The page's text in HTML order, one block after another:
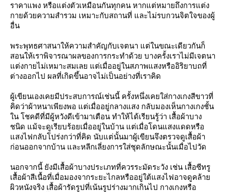
ราคาแพง หรือแต่งตัวเหมือนกันทุกคน หากแต่หมายถึงการแต่ง
กายด้วยความสำรวม เหมาะกับสถานที่ และไม่รบกวนจิตใจของผู้
อื่น
พระพุทธศาสนาให้ความสำคัญกับเจตนา แต่ในขณะเดียวกันก็
สอนให้เราพิจารณาผลของการกระทำด้วย บางครั้งเราไม่มีเจตนา
ต่งกายไม่เหมาะสมเลย แต่เมื่ออยู่ในสภาพแสงหรืออิริยาบถที่
ต่างออกไป ผลที่เกิดขึ้นอาจไม่เป็นอย่างที่เราคิด
ผู้เขียนเองเคยมีประสบการณ์เช่นนี้ ครั้งหนึ่งเคยใส่กางเกงสีขาวที่
คิดว่าผ้าหนาเพียงพอ แต่เมื่ออยู่กลางแสง กลับมองเห็นกางเกงชั้น
น โชคดีที่มีผู้หวังดีเข้ามาเตือน ทำให้ได้เรียนรู้ว่า เสื้อผ้าบาง
ชนิด แม้จะดูเรียบร้อยเมื่ออยู่ในบ้าน แต่เมื่อโดนแสงแดดหรือ
สงไฟกลับโปร่งกว่าที่คิด นับแต่นั้นมาผู้เขียนจึงตรวจดูเสื้อผ้า
ก่อนออกจากบ้าน และหลีกเลี่ยงการใส่ชุดลักษณะนั้นเมื่อไปวัด
นอกจากนี้ ยังมีเสื้อผ้าบางประเภทที่ควรระมัดระวัง เช่น เสื้อซีทรู
เสื้อผ้าสีเนื้อที่เมื่อมองจากระยะไกลหรืออยู่ใต้แสงไฟอาจดูคล้า
ผิวหนังจริง เสื้อผ้ารัดรูปที่เน้นรูปร่างมากเกินไป กางเกงหรือ